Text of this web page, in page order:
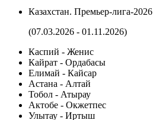
Казахстан. Премьер-лига-2026
(07.03.2026 - 01.11.2026)
Каспий - Женис
Кайрат - Ордабасы
Елимай - Кайсар
Астана - Алтай
Тобол - Атырау
Актобе - Окжетпес
Улытау - Иртыш